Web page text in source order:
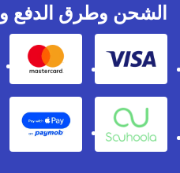
الشحن وطرق الدفع
Visa
Souhoola
Pay